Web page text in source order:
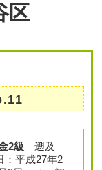
区
2級 遡及
平成27年2